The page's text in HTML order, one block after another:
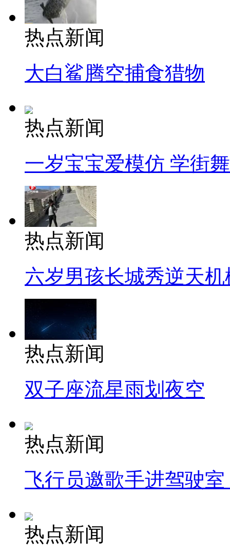
热点新闻
大白鲨腾空捕食猎物
热点新闻
一岁宝宝爱模仿 学街
热点新闻
六岁男孩长城秀逆天机
热点新闻
双子座流星雨划夜空
热点新闻
飞行员邀歌手进驾驶
热点新闻